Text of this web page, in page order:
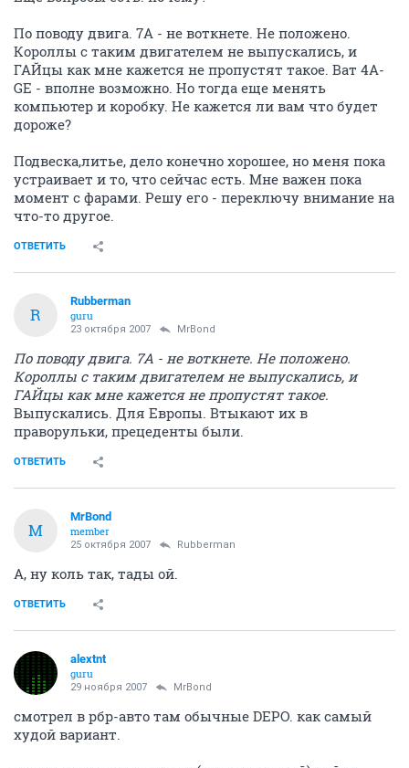
По поводу двига. 7A - не воткнете. Не положено.
Короллы с таким двигателем не выпускались, и
ГАЙцы как мне кажется не пропустят такое. Ват 4A-
GE - вполне возможно. Но тогда еще менять
компьютер и коробку. Не кажется ли вам что будет
дороже?
Подвеска,литье, дело конечно хорошее, но меня пока
устраивает и то, что сейчас есть. Мне важен пока
момент с фарами. Решу его - переключу внимание на
что-то другое.
ОТВЕТИТЬ
R
Rubberman
guru
23 октября 2007 MrBond
По поводу двига. 7A - не воткнете. Не положено.
Короллы с таким двигателем не выпускались, и
ГАЙцы как мне кажется не пропустят такое.
Выпускались. Для Европы. Втыкают их в
праворульки, прецеденты были.
ОТВЕТИТЬ
M
MrBond
member
25 октября 2007 Rubberman
А, ну коль так, тады ой.
ОТВЕТИТЬ
alextnt
guru
29 ноября 2007 MrBond
смотрел в рбр-авто там обычные DEPO. как самый
худой вариант.